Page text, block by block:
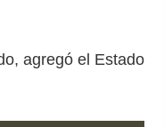
agregó el Estado